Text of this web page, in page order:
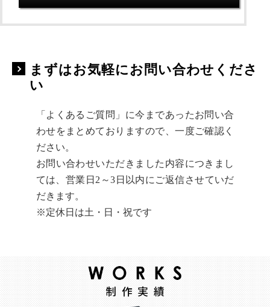
まずはお気軽にお問い合わせくださ
い
「よくあるご質問」に今まであったお問い合
わせをまとめておりますので、一度ご確認く
ださい。
お問い合わせいただきました内容につきまし
ては、営業日2～3日以内にご返信させていだ
だきます。
※定休日は土・日・祝です